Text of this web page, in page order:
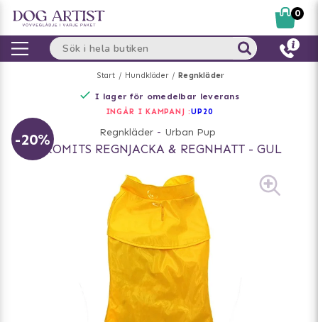
Start Hundkläder Regnkläder
I lager för omedelbar leverans
INGÅR I KAMPANJ :UP20
-20% Regnkläder - Urban Pup
GROMITS REGNJACKA & REGNHATT - GUL
0